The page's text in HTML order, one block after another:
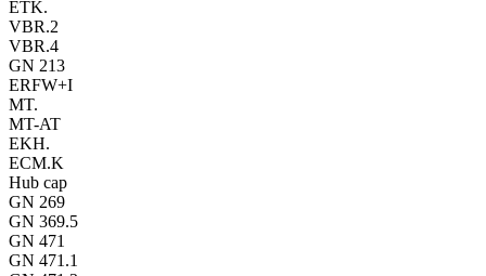
ETK.
VBR.2
VBR.4
GN 213
ERFW+I
MT.
MT-AT
EKH.
ECM.K
Hub cap
GN 269
GN 369.5
GN 471
GN 471.1